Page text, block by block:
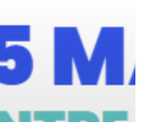
Carrières
Contact